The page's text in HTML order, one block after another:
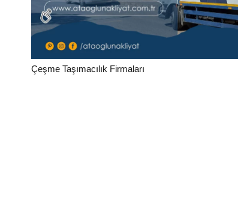
Çeşme Taşımacılık Firmaları